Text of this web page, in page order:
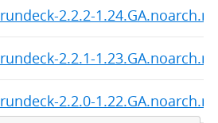
rundeck-2.2.2-
rundeck-2.2.1-
rundeck-2.2.0-